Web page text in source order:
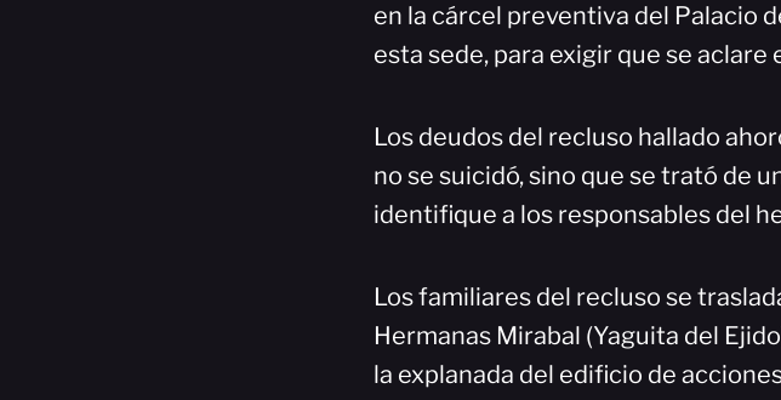
en la cárcel preventiva del Palacio
esta sede, para exigir que se aclare
Los deudos del recluso hallado
no se suicidó, sino que se trató de
identifique a los responsables del
Los familiares del recluso se
Hermanas Mirabal (Yaguita del
la explanada del edificio de